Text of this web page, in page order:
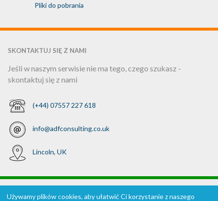
Pliki do pobrania
SKONTAKTUJ SIĘ Z NAMI
Jeśli w naszym serwisie nie ma tego, czego szukasz -
skontaktuj się z nami
(+44) 07557 227 618
info@adfconsulting.co.uk
Lincoln, UK
DOŁĄCZ DO NAS
Używamy plików cookies, aby ułatwić Ci korzystanie z naszego